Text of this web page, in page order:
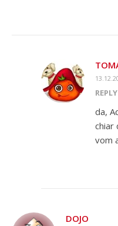
REPLY
da,
chiar
vom
DOJO